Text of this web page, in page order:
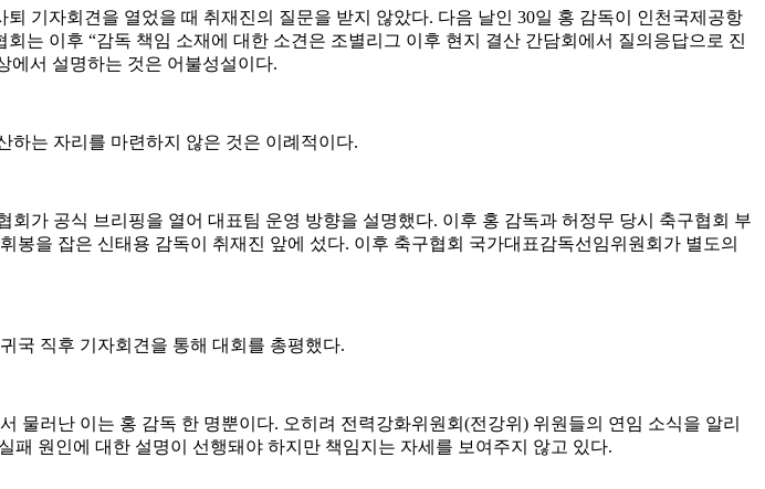
기자회견을 열었을 때 취재진의 질문을 받지 않았다. 다음 날인 30일 홍 감독이 인천국제공항
는 이후 “감독 책임 소재에 대한 소견은 조별리그 이후 현지 결산 간담회에서 질의응답으로 진
에서 설명하는 것은 어불성설이다.
하는 자리를 마련하지 않은 것은 이례적이다.
가 공식 브리핑을 열어 대표팀 운영 방향을 설명했다. 이후 홍 감독과 허정무 당시 축구협회 부
을 잡은 신태용 감독이 취재진 앞에 섰다. 이후 축구협회 국가대표감독선임위원회가 별도의
국 직후 기자회견을 통해 대회를 총평했다.
러난 이는 홍 감독 한 명뿐이다. 오히려 전력강화위원회(전강위) 위원들의 연임 소식을 알리
패 원인에 대한 설명이 선행돼야 하지만 책임지는 자세를 보여주지 않고 있다.